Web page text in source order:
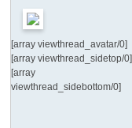
[array viewthread_avatar/0]
[array viewthread_sidetop/0]
[array
viewthread_sidebottom/0]